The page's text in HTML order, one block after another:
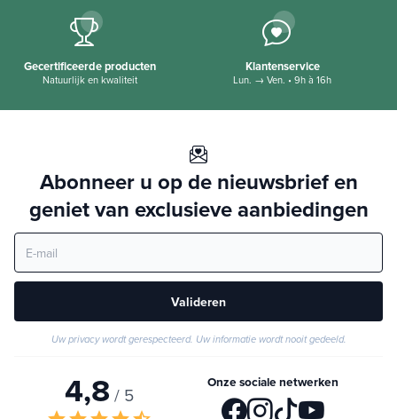
Gecertificeerde producten
Natuurlijk en kwaliteit
Klantenservice
Lun. → Ven. • 9h à 16h
Abonneer u op de nieuwsbrief en
geniet van exclusieve aanbiedingen
Valideren
Uw privacy wordt gerespecteerd. Uw informatie wordt nooit gedeeld.
4,8 / 5
Onze sociale netwerken